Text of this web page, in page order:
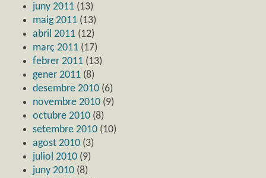
juny 2011 (13)
maig 2011 (13)
abril 2011 (12)
març 2011 (17)
febrer 2011 (13)
gener 2011 (8)
desembre 2010 (6)
novembre 2010 (9)
octubre 2010 (8)
setembre 2010 (10)
agost 2010 (3)
juliol 2010 (9)
juny 2010 (8)